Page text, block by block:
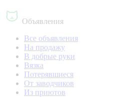
Объявления
Все объявления
На продажу
В добрые руки
Вязка
Потерявшиеся
От заводчиков
Из приютов